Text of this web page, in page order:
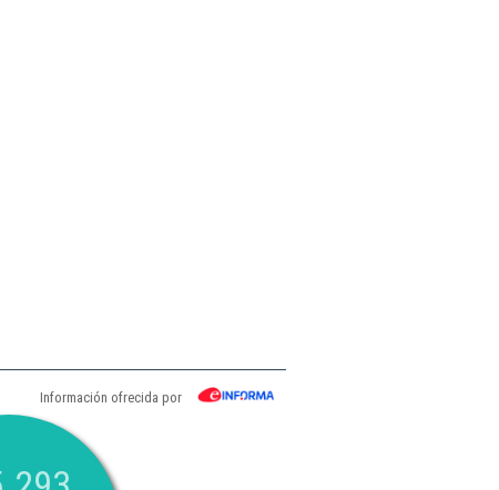
Información ofrecida por